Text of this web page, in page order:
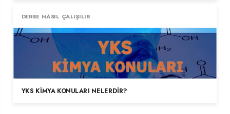
DERSE NASIL ÇALIŞILIR
YKS KIMYA KONULARI NELERDIR?